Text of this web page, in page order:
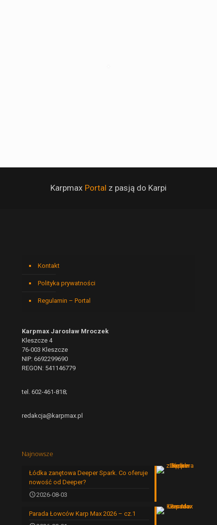
Karpmax Portal z pasją do Karpi
Kontakt
Polityka prywatności
Regulamin – Portal
Karpmax Jarosław Mroczek
Kleszcze 4
76-003 Kleszcze
NIP: 6692299690
REGON: 541146779
tel. 602-461-818;
redakcja@karpmax.pl
Najnowsze
Łódka zanętowa Deeper Spark. Co oferuje
nowość od Deeper?
2026-08-03
Parada Łowców Karp Max 2026 – cz.1